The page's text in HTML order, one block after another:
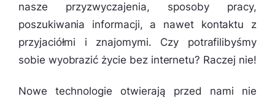
nasze przyzwyczajenia, sposoby pracy,
poszukiwania informacji, a nawet kontaktu z
przyjaciółmi i znajomymi. Czy potrafilibyśmy
sobie wyobrazić życie bez internetu? Raczej nie!
Nowe technologie otwierają przed nami nie